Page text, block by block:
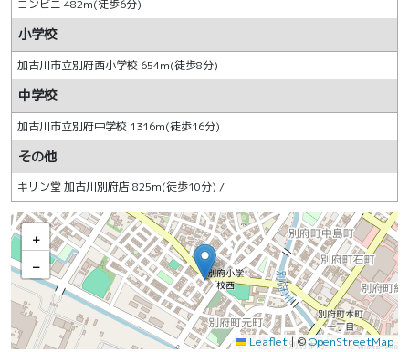
コンビニ 482m(徒歩6分)
小学校
加古川市立別府西小学校 654m(徒歩8分)
中学校
加古川市立別府中学校 1316m(徒歩16分)
その他
キリン堂 加古川別府店 825m(徒歩10分) /
+
−
Leaflet|©OpenStreetMap